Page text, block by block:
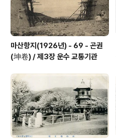
있지만, 동시대의 삼국지..
마산항지(1926년) - 69 - 곤권
(坤卷) / 제3장 운수 교통기관